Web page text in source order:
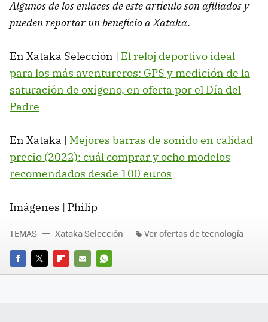
Algunos de los enlaces de este artículo son afiliados y
pueden reportar un beneficio a Xataka.
En Xataka Selección | El reloj deportivo ideal
para los más aventureros: GPS y medición de la
saturación de oxígeno, en oferta por el Día del
Padre
En Xataka | Mejores barras de sonido en calidad
precio (2022): cuál comprar y ocho modelos
recomendados desde 100 euros
Imágenes | Philip
FACEBOOK
TWITTERFLIPBOARD
E-
WHATSAPP
TEMAS Xataka Selección Ver ofertas de tecnología